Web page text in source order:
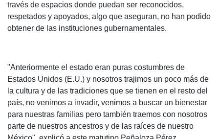
través de espacios donde puedan ser reconocidos,
respetados y apoyados, algo que aseguran, no han podido
obtener de las instituciones gubernamentales.
"Anteriormente el estado eran puras costumbres de
Estados Unidos (E.U.) y nosotros trajimos un poco más de
la cultura y de las tradiciones que se tienen en el resto del
país, no venimos a invadir, venimos a buscar un bienestar
para nuestras familias pero también traemos con nosotros
parte de nuestros ancestros y de las raíces de nuestro